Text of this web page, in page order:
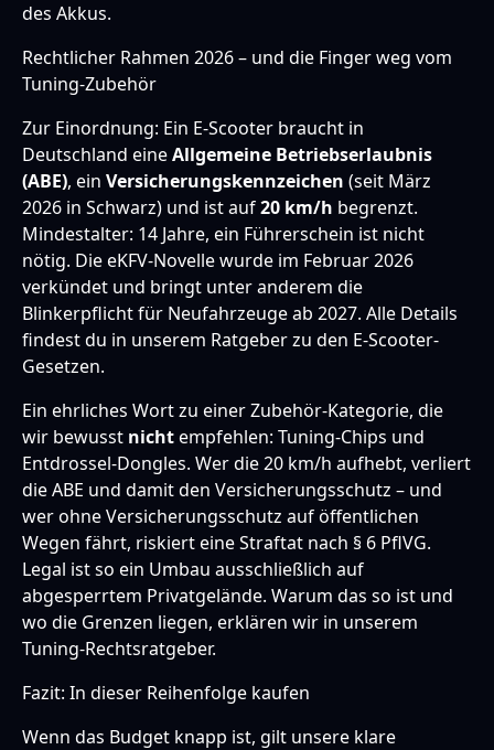
des Akkus.
Rechtlicher Rahmen 2026 – und die Finger weg vom
Tuning-Zubehör
Zur Einordnung: Ein E-Scooter braucht in
Deutschland eineAllgemeine Betriebserlaubnis
(ABE), ein Versicherungskennzeichen (seit März
2026 in Schwarz) und ist auf20 km/h begrenzt.
Mindestalter: 14 Jahre, ein Führerschein ist nicht
nötig. Die eKFV-Novelle wurde im Februar 2026
verkündet und bringt unter anderem die
Blinkerpflicht für Neufahrzeuge ab 2027. Alle Details
findest du in unserem Ratgeber zu den E-Scooter-
Gesetzen.
Ein ehrliches Wort zu einer Zubehör-Kategorie, die
wir bewusst nichtempfehlen: Tuning-Chips und
Entdrossel-Dongles. Wer die 20 km/h aufhebt, verliert
die ABE und damit den Versicherungsschutz – und
wer ohne Versicherungsschutz auf öffentlichen
Wegen fährt, riskiert eine Straftat nach § 6 PflVG.
Legal ist so ein Umbau ausschließlich auf
abgesperrtem Privatgelände. Warum das so ist und
wo die Grenzen liegen, erklären wir in unserem
Tuning-Rechtsratgeber.
Fazit: In dieser Reihenfolge kaufen
Wenn das Budget knapp ist, gilt unsere klare